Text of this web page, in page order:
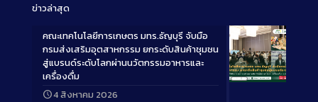
ข่าวล่าสุด
Long
คณะเทคโนโลยีการเกษตร มทร.ธัญบุรี จับมือ
กรมส่งเสริมอุตสาหกรรม ยกระดับสินค้าชุมชน
สู่แบรนด์ระดับโลกผ่านนวัตกรรมอาหารและ
เครื่องดื่ม
4 สิงหาคม 2026